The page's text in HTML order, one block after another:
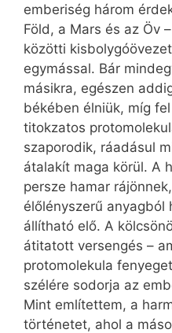
emberiség három
Föld, a Mars és az Öv
közötti
egymással. Bár
másikra, egészen
békében élniük, míg
titokzatos
szaporodik, ráadásul
átalakít maga körül. A
persze hamar
élőlényszerű anyagból
állítható elő. A
átitatott versengés –
proto­mole­ku­la
szélére sodorja az
Mint említettem, a
történetet, ahol a